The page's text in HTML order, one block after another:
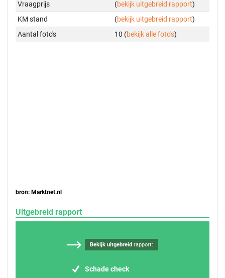
Vraagprijs (bekijk uitgebreid rapport)
KM stand
(bekijk uitgebreid rapport)
Aantal foto's
10 (bekijk alle foto's)
bron: Marktnet.nl
Uitgebreid rapport
Bekijk uitgebreidrapport:
Schade check